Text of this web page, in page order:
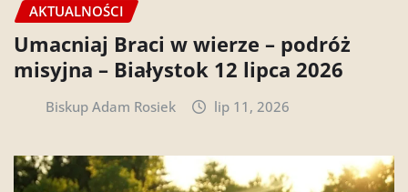
AKTUALNOŚCI
Umacniaj Braci w wierze – podróż
misyjna – Białystok 12 lipca 2026
Biskup Adam Rosiek lip 11, 2026